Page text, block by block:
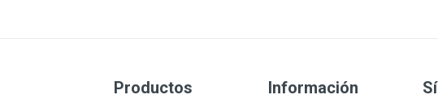
Productos Información